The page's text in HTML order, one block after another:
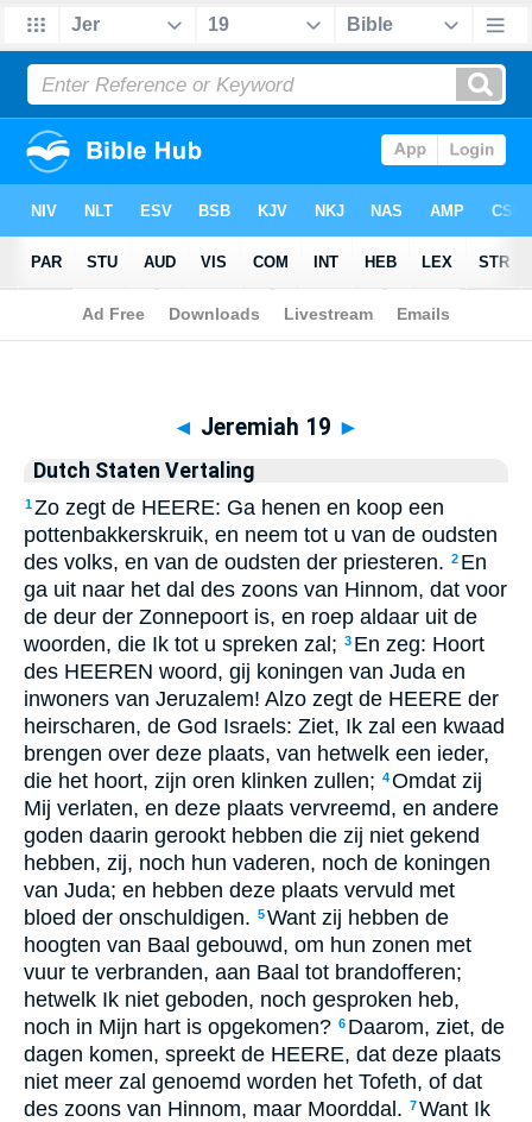
Biblia>Dutch Staten Vertaling > Jeremiah 19
◄ Jeremiah 19 ►
Dutch Staten Vertaling
1Zo zegt de HEERE: Ga henen en koop een
pottenbakkerskruik, en neem tot u van de oudsten
des volks, en van de oudsten der priesteren. 2 En
ga uit naar het dal des zoons van Hinnom, dat voor
de deur der Zonnepoort is, en roep aldaar uit de
woorden, die Ik tot u spreken zal; 3 En zeg: Hoort
des HEEREN woord, gij koningen van Juda en
inwoners van Jeruzalem! Alzo zegt de HEERE der
heirscharen, de God Israels: Ziet, Ik zal een kwaad
brengen over deze plaats, van hetwelk een ieder,
die het hoort, zijn oren klinken zullen; 4Omdat zij
Mij verlaten, en deze plaats vervreemd, en andere
goden daarin gerookt hebben die zij niet gekend
hebben, zij, noch hun vaderen, noch de koningen
van Juda; en hebben deze plaats vervuld met
bloed der onschuldigen. 5Want zij hebben de
hoogten van Baal gebouwd, om hun zonen met
vuur te verbranden, aan Baal tot brandofferen;
hetwelk Ik niet geboden, noch gesproken heb,
noch in Mijn hart is opgekomen? 6 Daarom, ziet, de
dagen komen, spreekt de HEERE, dat deze plaats
niet meer zal genoemd worden het Tofeth, of dat
des zoons van Hinnom, maar Moorddal. 7Want Ik